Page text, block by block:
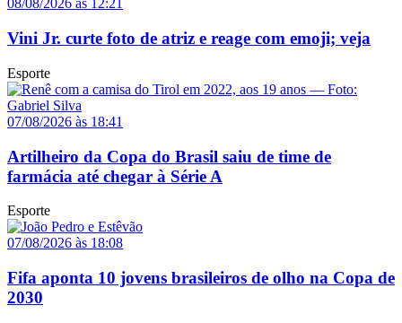
08/08/2026 às 12:21
Vini Jr. curte foto de atriz e reage com emoji; veja
Esporte
07/08/2026 às 18:41
Artilheiro da Copa do Brasil saiu de time de
farmácia até chegar à Série A
Esporte
07/08/2026 às 18:08
Fifa aponta 10 jovens brasileiros de olho na Copa de
2030